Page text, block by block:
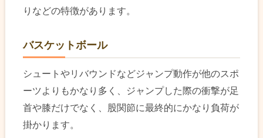
りなどの特徴があります。
バスケットボール
シュートやリバウンドなどジャンプ動作が他のスポ
ーツよりもかなり多く、ジャンプした際の衝撃が足
首や膝だけでなく、股関節に最終的にかなり負荷が
掛かります。